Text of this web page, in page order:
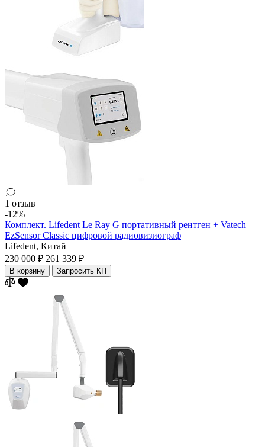
1 отзыв
-12%
Комплект. Lifedent Le Ray G портативный рентген + Vatech
EzSensor Classic цифровой радиовизиограф
Lifedent, Китай
230 000 ₽ 261 339 ₽
В корзину Запросить КП